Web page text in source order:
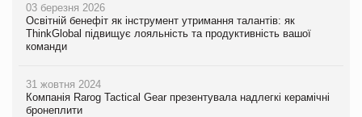
03 березня 2026
Освітній бенефіт як інструмент утримання талантів: як
ThinkGlobal підвищує лояльність та продуктивність вашої
команди
31 жовтня 2024
Компанія Rarog Tactical Gear презентувала надлегкі керамічні
бронеплити